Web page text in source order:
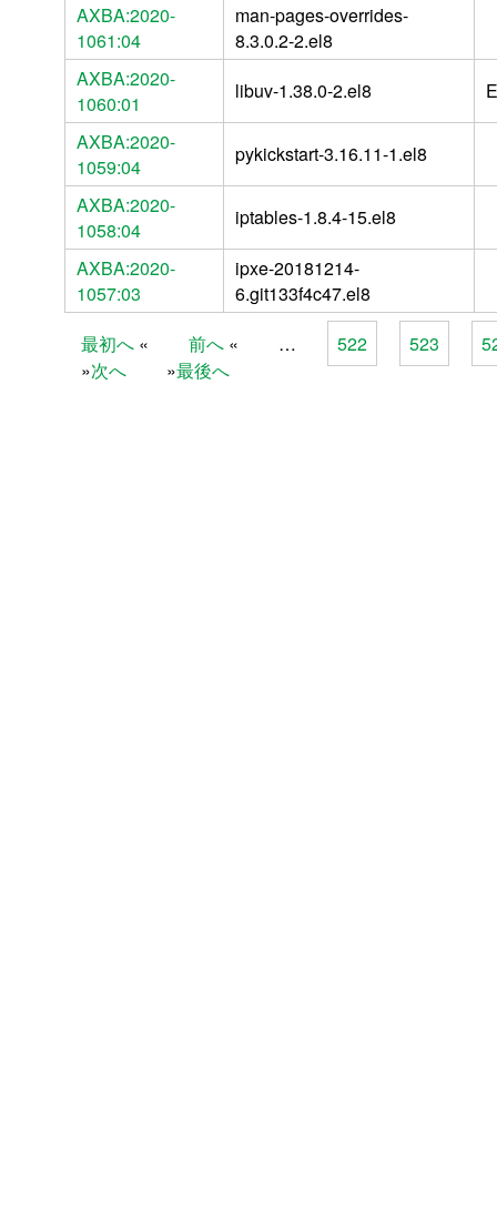
AXBA:2020-
1061:04
man-pages-overrides-
8.3.0.2-2.el8
AXBA:2020-
1060:01
libuv-1.38.0-2.el8
AXBA:2020-
1059:04
pykickstart-3.16.11-1.el8
AXBA:2020-
1058:04
iptables-1.8.4-15.el8
AXBA:2020-
1057:03
ipxe-20181214-
6.git133f4c47.el8
Pages
最初へ 前へ … 522 523
次へ
最後へ